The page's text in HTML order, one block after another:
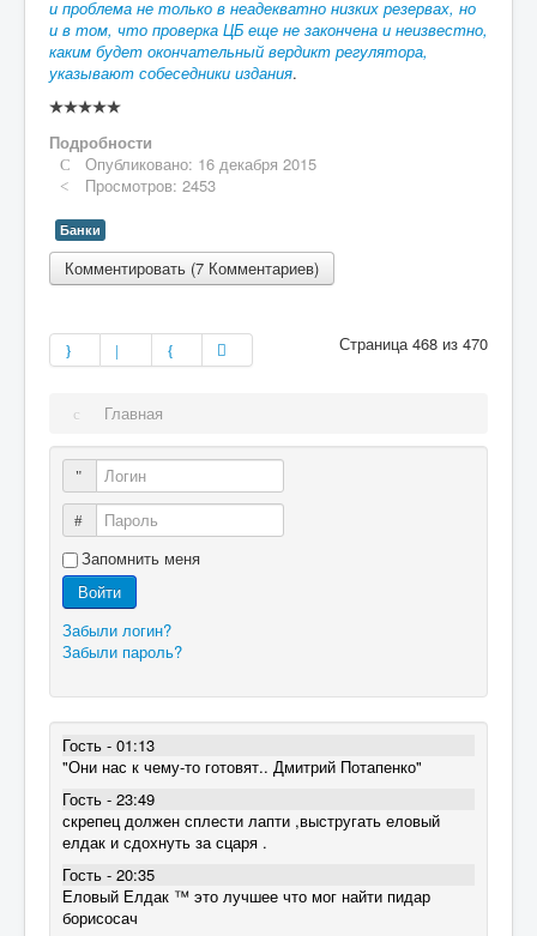
и проблема не только в неадекватно низких резервах, но
и в том, что проверка ЦБ еще не закончена и неизвестно,
каким будет окончательный вердикт регулятора,
указывают собеседники издания.
Рейтинг:
Подробности
Опубликовано: 16 декабря 2015
Просмотров: 2453
Банки
Комментировать (7 Комментариев)
Страница 468 из 470
Главная
Логин
Пароль
Запомнить меня
Войти
Забыли логин?
Забыли пароль?
Гость - 01:13
"Они нас к чему-то готовят.. Дмитрий Потапенко"
Гость - 23:49
скрепец должен сплести лапти ,выстругать еловый
елдак и сдохнуть за сцаря .
Гость - 20:35
Еловый Елдак ™ это лучшее что мог найти пидар
борисосач